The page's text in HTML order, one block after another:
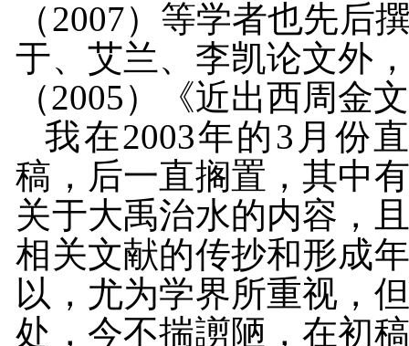
（2007）等学者也先后
于、艾兰、李凯论文外
（2005）《近出西周金
我在2003年的3 月份
稿，后一直搁置，其中
关于大禹治水的内容，
相关文献的传抄和形成
以，尤为学界所重视，
处，今不揣謭陋，在初